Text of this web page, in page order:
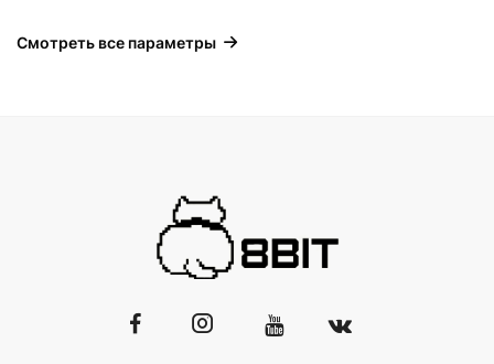
Смотреть все параметры